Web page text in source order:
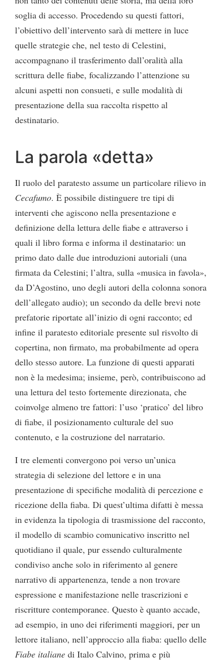
soglia di accesso. Procedendo su questi fattori,
l’obiettivo dell’intervento sarà di mettere in luce
quelle strategie che, nel testo di Celestini,
accompagnano il trasferimento dall’oralità alla
scrittura delle fiabe, focalizzando l’attenzione su
alcuni aspetti non consueti, e sulle modalità di
presentazione della sua raccolta rispetto al
destinatario.
La parola «detta»
Il ruolo del paratesto assume un particolare rilievo in
Cecafumo. È possibile distinguere tre tipi di
interventi che agiscono nella presentazione e
definizione della lettura delle fiabe e attraverso i
quali il libro forma e informa il destinatario: un
primo dato dalle due introduzioni autoriali (una
firmata da Celestini; l’altra, sulla «musica in favola»,
da D’Agostino, uno degli autori della colonna sonora
dell’allegato audio); un secondo da delle brevi note
prefatorie riportate all’inizio di ogni racconto; ed
infine il paratesto editoriale presente sul risvolto di
copertina, non firmato, ma probabilmente ad opera
dello stesso autore. La funzione di questi apparati
non è la medesima; insieme, però, contribuiscono ad
una lettura del testo fortemente direzionata, che
coinvolge almeno tre fattori: l’uso ‘pratico’ del libro
di fiabe, il posizionamento culturale del suo
contenuto, e la costruzione del narratario.
I tre elementi convergono poi verso un’unica
strategia di selezione del lettore e in una
presentazione di specifiche modalità di percezione e
ricezione della fiaba. Di quest’ultima difatti è messa
in evidenza la tipologia di trasmissione del racconto,
il modello di scambio comunicativo inscritto nel
quotidiano il quale, pur essendo culturalmente
condiviso anche solo in riferimento al genere
narrativo di appartenenza, tende a non trovare
espressione e manifestazione nelle trascrizioni e
riscritture contemporanee. Questo è quanto accade,
ad esempio, in uno dei riferimenti maggiori, per un
lettore italiano, nell’approccio alla fiaba: quello delle
Fiabe italiane di Italo Calvino, prima e più